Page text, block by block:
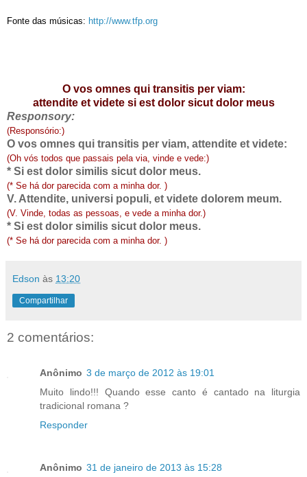
Fonte das músicas: http://www.tfp.org
O vos omnes qui transitis per viam:
attendite et videte si est dolor sicut dolor meus
Responsory:
(Responsório:)
O vos omnes qui transitis per viam, attendite et videte:
(Oh vós todos que passais pela via, vinde e vede:)
* Si est dolor similis sicut dolor meus.
(* Se há dor parecida com a minha dor. )
V. Attendite, universi populi, et videte dolorem meum.
(V. Vinde, todas as pessoas, e vede a minha dor.)
* Si est dolor similis sicut dolor meus.
(* Se há dor parecida com a minha dor. )
Edson às 13:20
Compartilhar
2 comentários:
Anônimo 3 de março de 2012 às 19:01
Muito lindo!!! Quando esse canto é cantado na liturgia
tradicional romana ?
Responder
Anônimo 31 de janeiro de 2013 às 15:28